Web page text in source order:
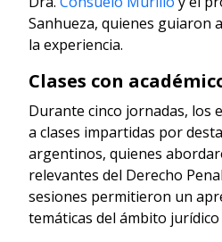
Sanhueza, quienes guiaron
la experiencia.
Clases con
Durante cinco jornadas, los
a clases impartidas por
argentinos, quienes
relevantes del Derecho
sesiones permitieron un
temáticas del ámbito